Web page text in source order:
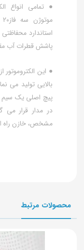
● تمامی انواع
پاشش قطرات آب
● این
بالایی تولید می
پیچ اصلی یک سیم
در مدار قرار می
مشخص، خازن راه
محصولات مرتبط